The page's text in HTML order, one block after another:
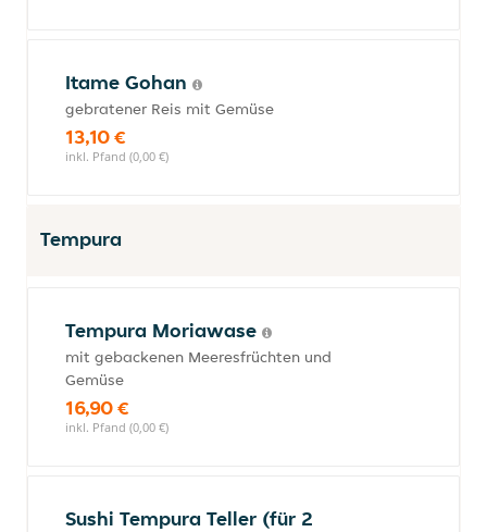
Itame Gohan
gebratener Reis mit Gemüse
13,10 €
inkl. Pfand (0,00 €)
Tempura
Tempura Moriawase
mit gebackenen Meeresfrüchten und
Gemüse
16,90 €
inkl. Pfand (0,00 €)
Sushi Tempura Teller (für 2